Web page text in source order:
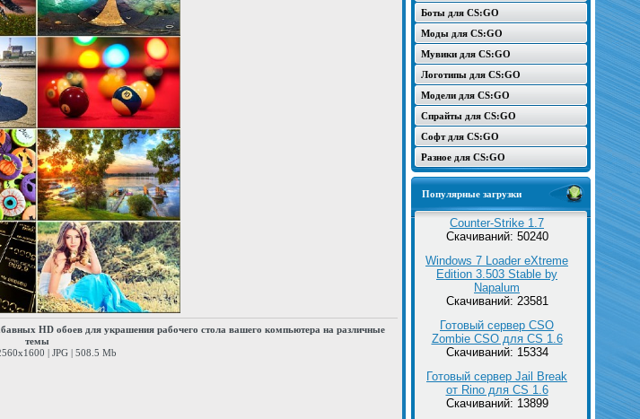
Боты для CS:GO
Моды для CS:GO
Мувики для CS:GO
Логотипы для CS:GO
Модели для CS:GO
Спрайты для CS:GO
Софт для CS:GO
Разное для CS:GO
Популярные загрузки
Counter-Strike 1.7
Скачиваний: 50240
Windows 7 Loader eXtreme
Edition 3.503 Stable by
Napalum
Скачиваний: 23581
Готовый сервер CSO
Zombie CSO для CS 1.6
Скачиваний: 15334
Готовый сервер Jail Break
от Rino для CS 1.6
Скачиваний: 13899
HD обоев для украшения рабочего стола вашего компьютера на различные
темы
| JPG | 508.5 Mb